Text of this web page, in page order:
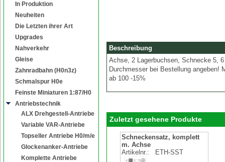
In Produktion
Neuheiten
Die Letzten ihrer Art
Upgrades
Nahverkehr
Gleise
Zahnradbahn (H0n3z)
Schmalspur H0e
Feinste Miniaturen 1:87/H0
Antriebstechnik
ALX Drehgestell-Antriebe
Variable VAR-Antriebe
Topseller Antriebe H0/m/e
Glockenanker-Antriebe
Komplette Antriebe
Beschreibung
Achse, 2 Lagerbuchsen, Schnecke 5,
Durchmesser bei Bestellung angeben!
ab 100 -15%
Zuletzt gesehene Produkte
Schneckensatz, komplett
m. Achse
Artikelnr.:
ETH-SST